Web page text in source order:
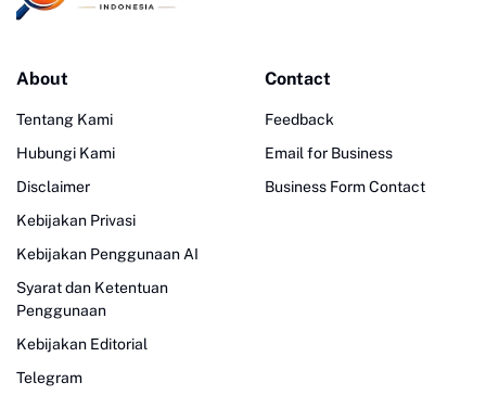
About
Tentang Kami
Hubungi Kami
Disclaimer
Kebijakan Privasi
Kebijakan Penggunaan AI
Syarat dan Ketentuan
Penggunaan
Kebijakan Editorial
Telegram
Contact
Feedback
Email for Business
Business Form Contact